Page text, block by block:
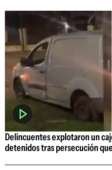
Delincuentes explotaron un
detenidos tras persecución